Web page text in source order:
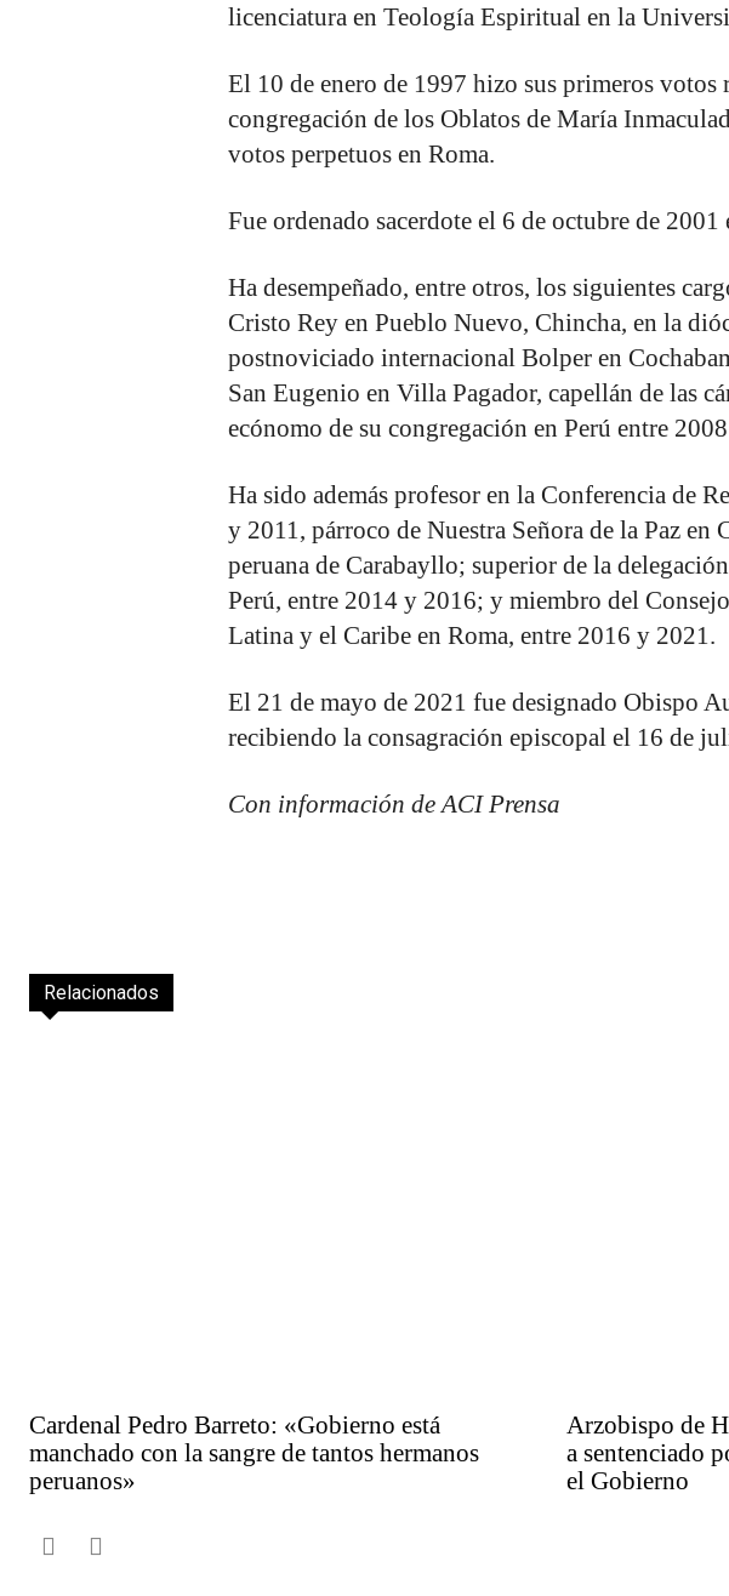
licenciatura en Teología Espiritual en la
El 10 de enero de 1997 hizo sus primeros votos
congregación de los Oblatos de María
votos perpetuos en Roma.
Fue ordenado sacerdote el 6 de octubre de 2001
Ha desempeñado, entre otros, los siguientes
Cristo Rey en Pueblo Nuevo, Chincha, en la
postnoviciado internacional Bolper en
San Eugenio en Villa Pagador, capellán de las
ecónomo de su congregación en Perú entre
Ha sido además profesor en la Conferencia de
y 2011, párroco de Nuestra Señora de la Paz en
peruana de Carabayllo; superior de la
Perú, entre 2014 y 2016; y miembro del
Latina y el Caribe en Roma, entre 2016 y 2021.
El 21 de mayo de 2021 fue designado Obispo
recibiendo la consagración episcopal el 16 de
Con información de ACI Prensa
Relacionados
Cardenal Pedro Barreto: «Gobierno está
manchado con la sangre de tantos hermanos
peruanos»
Arzobispo de
a sentenciado
el Gobierno